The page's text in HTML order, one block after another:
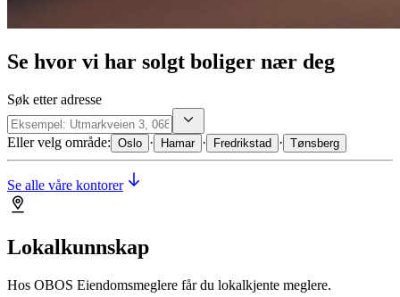
Se hvor vi har solgt boliger nær deg
Søk etter adresse
Eller velg område: Oslo · Hamar · Fredrikstad · Tønsberg
Se alle våre kontorer
Lokalkunnskap
Hos OBOS Eiendomsmeglere får du lokalkjente meglere.